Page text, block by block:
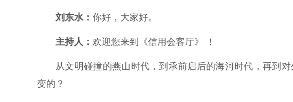
刘东水： 你好，大家好。
主持人： 欢迎您来到《信用会客厅》 ！
从文明碰撞的燕山时代，到承前启后的海河时代，再到
变的？